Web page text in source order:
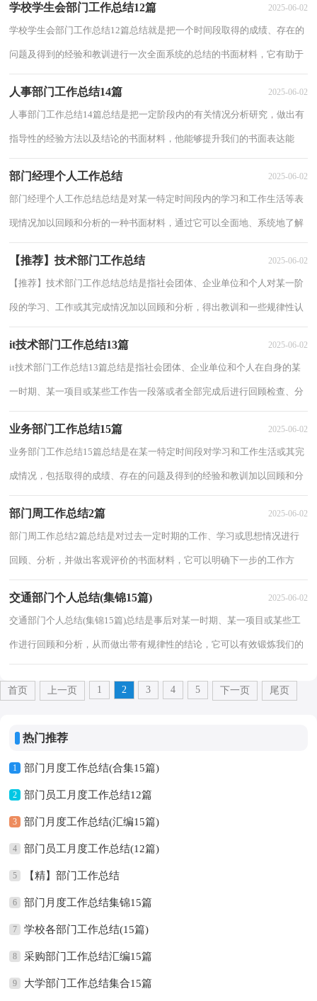
学校学生会部门工作总结12篇 2025-06-02
学校学生会部门工作总结12篇总结就是把一个时间段取得的成绩、存在的
问题及得到的经验和教训进行一次全面系统的总结的书面材料，它有助于
我们寻找工作和事物发展的规律，从而掌...
人事部门工作总结14篇 2025-06-02
人事部门工作总结14篇总结是把一定阶段内的有关情况分析研究，做出有
指导性的经验方法以及结论的书面材料，他能够提升我们的书面表达能
力，不妨让我们认真地完成总结吧。那么总结...
部门经理个人工作总结 2025-06-02
部门经理个人工作总结总结是对某一特定时间段内的学习和工作生活等表
现情况加以回顾和分析的一种书面材料，通过它可以全面地、系统地了解
以往的学习和工作情况，因此十分有必须...
【推荐】技术部门工作总结 2025-06-02
【推荐】技术部门工作总结总结是指社会团体、企业单位和个人对某一阶
段的学习、工作或其完成情况加以回顾和分析，得出教训和一些规律性认
识的一种书面材料，它可以明确下一步的...
it技术部门工作总结13篇 2025-06-02
it技术部门工作总结13篇总结是指社会团体、企业单位和个人在自身的某
一时期、某一项目或某些工作告一段落或者全部完成后进行回顾检查、分
析评价，从而肯定成绩，得到经验，找出差...
业务部门工作总结15篇 2025-06-02
业务部门工作总结15篇总结是在某一特定时间段对学习和工作生活或其完
成情况，包括取得的成绩、存在的问题及得到的经验和教训加以回顾和分
析的书面材料，它可以帮助我们有寻找学...
部门周工作总结2篇 2025-06-02
部门周工作总结2篇总结是对过去一定时期的工作、学习或思想情况进行
回顾、分析，并做出客观评价的书面材料，它可以明确下一步的工作方
向，少走弯路，少犯错误，提高工作效益，我想我们...
交通部门个人总结(集锦15篇) 2025-06-02
交通部门个人总结(集锦15篇)总结是事后对某一时期、某一项目或某些工
作进行回顾和分析，从而做出带有规律性的结论，它可以有效锻炼我们的
语言组织能力，是时候写一份总结了。总结...
首页 上一页 1 2 3 4 5 下一页 尾页
热门推荐
1 部门月度工作总结(合集15篇)
2 部门员工月度工作总结12篇
3 部门月度工作总结(汇编15篇)
4 部门员工月度工作总结(12篇)
5 【精】部门工作总结
6 部门月度工作总结集锦15篇
7 学校各部门工作总结(15篇)
8 采购部门工作总结汇编15篇
9 大学部门工作总结集合15篇